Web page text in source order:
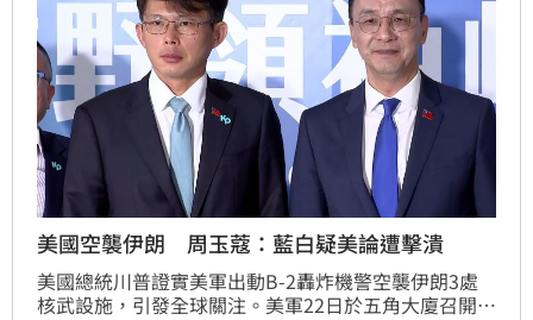
美國空襲伊朗 周玉蔻：藍白疑美論遭擊潰
美國總統川普證實美軍出動B-2轟炸機警空襲伊朗3處
核武設施，引發全球關注。美軍22日於五角大廈召開記